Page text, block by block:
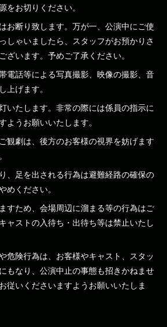
をお切りください。
お断り致します。万が一、公演中にご使
しゃいましたら、スタッフがお預かりさ
ざいます。予めご了承ください。
電話等による写真撮影、映像の撮影、音
上げます。
いたします。非常の際には係員の指示に
ようお願いいたします。
観劇は、後方のお客様の視界を妨げます
、足を出される行為は避難経路の確保の
めください。
すため、会場周辺に溜まる等の行為はご
ャストの入待ち・出待ち等は禁止いたし
危険行為は、お客様やキャスト、スタッ
もなり、公演中止の事態も招きかねませ
従いくださいますようお願いいたしま